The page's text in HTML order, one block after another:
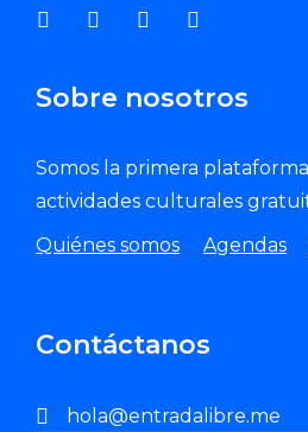
Sobre nosotros
Somos la primera
actividades culturales
Quiénes somos
Agendas
Contáctanos
hola@entradalibre.me